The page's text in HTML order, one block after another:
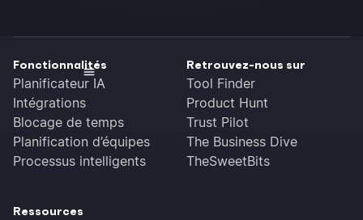
Fonctionnalités
Planificateur IA
Intégrations
Blocage de temps
Planification d’équipes
Processus intelligents
Retrouvez-nous sur
Tool Finder
Product Hunt
Trust Pilot
The Business Dive
TheSweetBits
Ressources